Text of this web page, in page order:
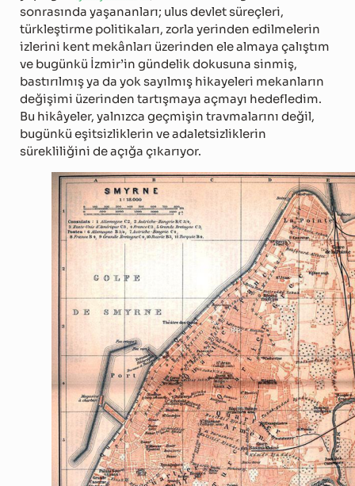
sonrasında yaşananları; ulus devlet süreçleri,
türkleştirme politikaları, zorla yerinden edilmelerin
izlerini kent mekânları üzerinden ele almaya çalıştım
ve bugünkü İzmir’in gündelik dokusuna sinmiş,
bastırılmış ya da yok sayılmış hikayeleri mekanların
değişimi üzerinden tartışmaya açmayı hedefledim.
Bu hikâyeler, yalnızca geçmişin travmalarını değil,
bugünkü eşitsizliklerin ve adaletsizliklerin
sürekliliğini de açığa çıkarıyor.